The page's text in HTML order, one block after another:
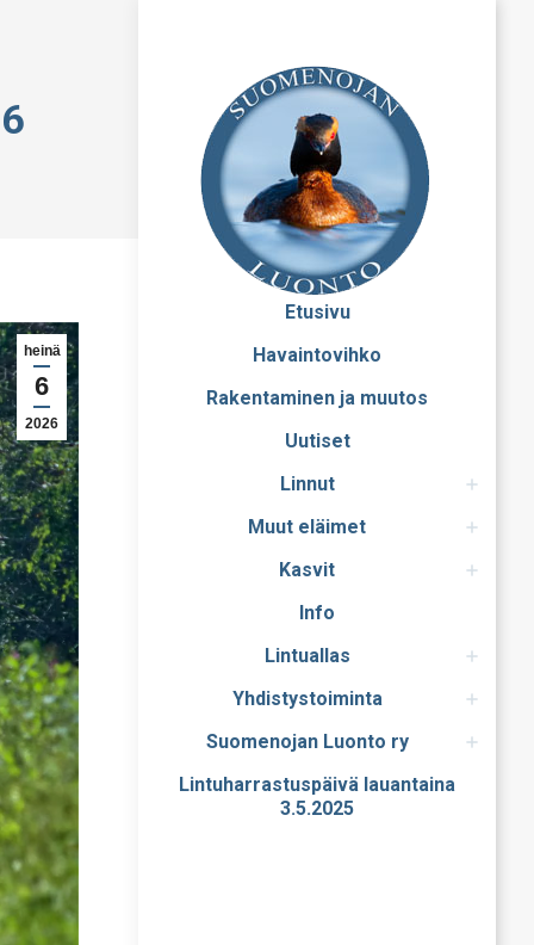
Etusivu
Havaintovihko
Rakentaminen ja muutos
Uutiset
Linnut
Muut eläimet
Kasvit
Info
Lintuallas
Yhdistystoiminta
Suomenojan Luonto ry
Lintuharrastuspäivä lauantaina
3.5.2025
heinä
6
2026